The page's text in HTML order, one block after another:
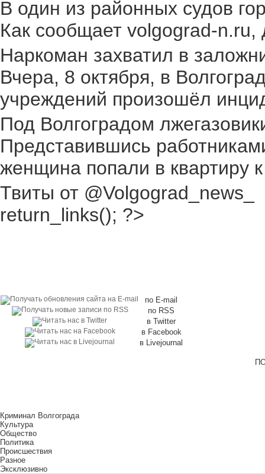
В один из районных судов
Как сообщает volgograd-
Наркоман захватил в
Вчера, 8 октября, в
учреждений произошёл
Под Волгоградом
Представившись
женщина попали в квартиру
Твиты от @Volgograd_news_
return_links(); ?>
по E-mail
по RSS
в Twitter
в Facebook
в Livejournal
Криминал Волгограда
Культура
Общество
Политика
Происшествия
Разное
Эксклюзивно